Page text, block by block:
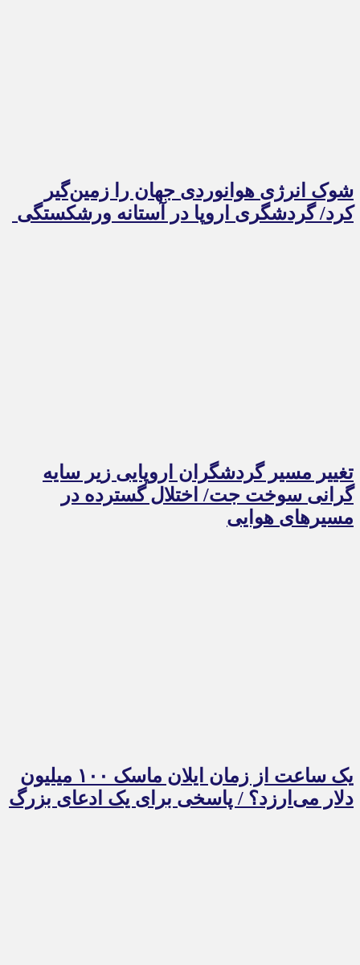
شوک انرژی هوانوردی جهان را زمین‌گیر
کرد/ گردشگری اروپا در آستانه ورشکستگی
تغییر مسیر گردشگران اروپایی زیر سایه
گرانی سوخت جت/ اختلال گسترده در
مسیرهای هوایی
یک ساعت از زمان ایلان ماسک ۱۰۰ میلیون
دلار می‌ارزد؟ / پاسخی برای یک ادعای بزرگ